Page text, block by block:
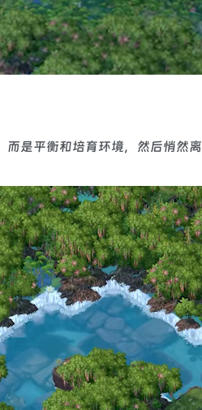
是平衡和培育环境，然后悄然离